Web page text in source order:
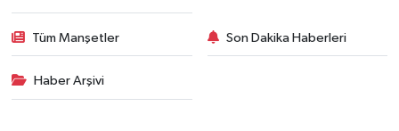
Tüm Manşetler Son Dakika Haberleri
Haber Arşivi